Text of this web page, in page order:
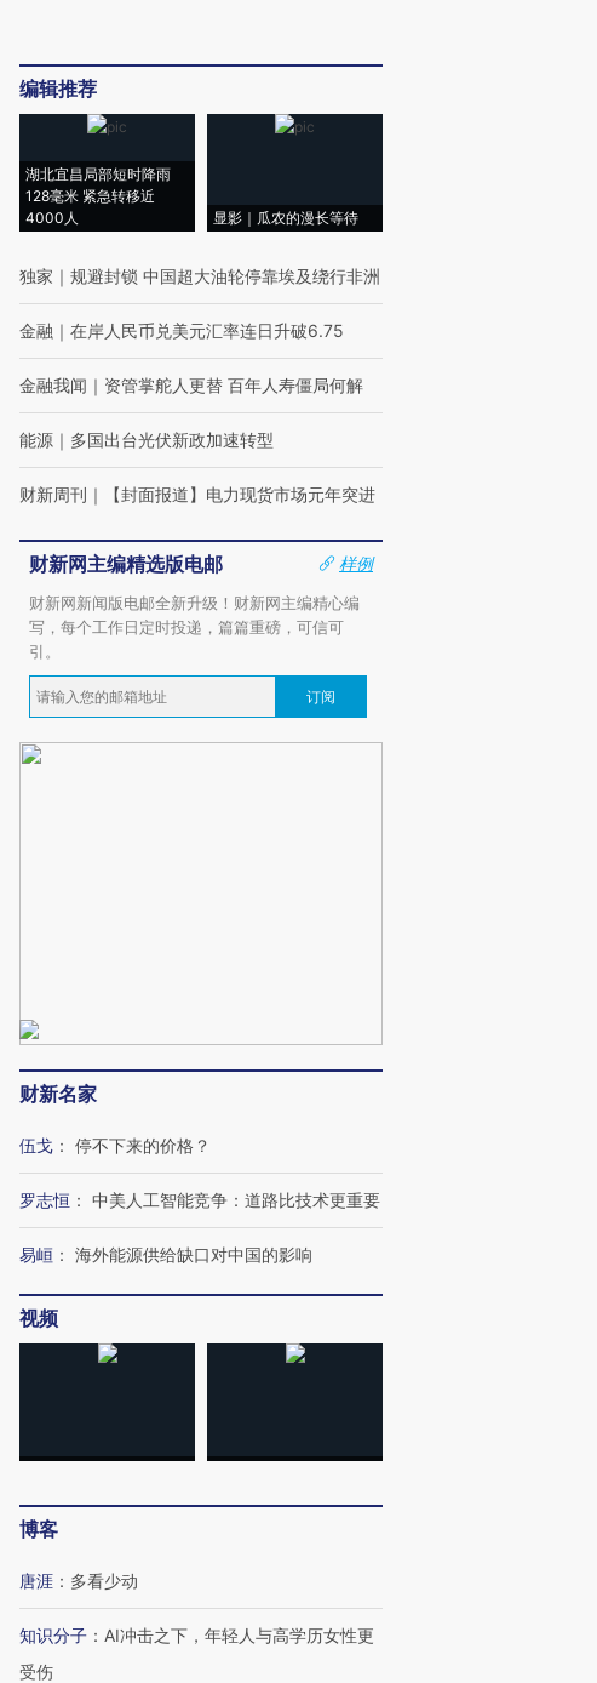
编辑推荐
湖北宜昌局部短时降雨
128毫米 紧急转移近
4000人
显影｜瓜农的漫长等待
独家 ｜ 规避封锁 中国超大油轮停靠埃及绕行非洲
金融 ｜ 在岸人民币兑美元汇率连日升破6.75
金融我闻 ｜ 资管掌舵人更替 百年人寿僵局何解
能源 ｜ 多国出台光伏新政加速转型
财新周刊 ｜ 【封面报道】电力现货市场元年突进
财新网主编精选版电邮
样例
财新网新闻版电邮全新升级！财新网主编精心编
写，每个工作日定时投递，篇篇重磅，可信可
引。
订阅
财新名家
伍戈 ： 停不下来的价格？
罗志恒 ： 中美人工智能竞争：道路比技术更重要
易峘 ： 海外能源供给缺口对中国的影响
视频
博客
唐涯 ： 多看少动
知识分子 ： AI冲击之下，年轻人与高学历女性更
受伤